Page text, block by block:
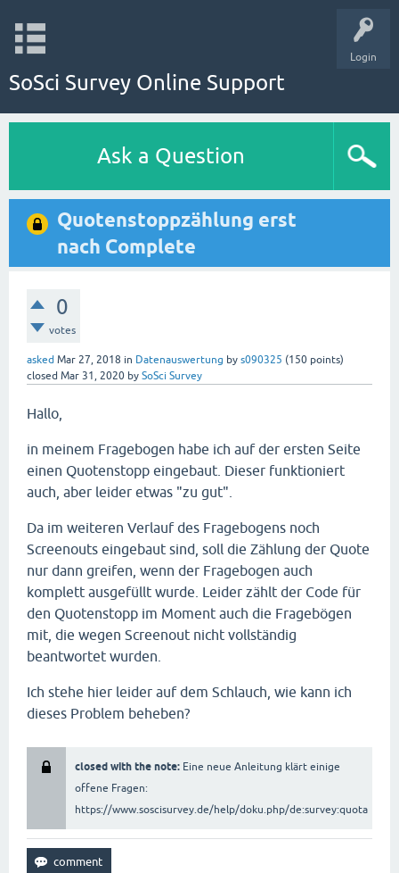
Login
SoSci Survey Online Support
Ask a Question
Quotenstoppzählung erst
nach Complete
0
votes
asked Mar 27, 2018 in Datenauswertung by s090325 (150 points)
closed Mar 31, 2020 by SoSci Survey
Hallo,
in meinem Fragebogen habe ich auf der ersten Seite
einen Quotenstopp eingebaut. Dieser funktioniert
auch, aber leider etwas "zu gut".
Da im weiteren Verlauf des Fragebogens noch
Screenouts eingebaut sind, soll die Zählung der Quote
nur dann greifen, wenn der Fragebogen auch
komplett ausgefüllt wurde. Leider zählt der Code für
den Quotenstopp im Moment auch die Fragebögen
mit, die wegen Screenout nicht vollständig
beantwortet wurden.
Ich stehe hier leider auf dem Schlauch, wie kann ich
dieses Problem beheben?
closed with the note: Eine neue Anleitung klärt einige
offene Fragen:
https://www.soscisurvey.de/help/doku.php/de:survey:quota